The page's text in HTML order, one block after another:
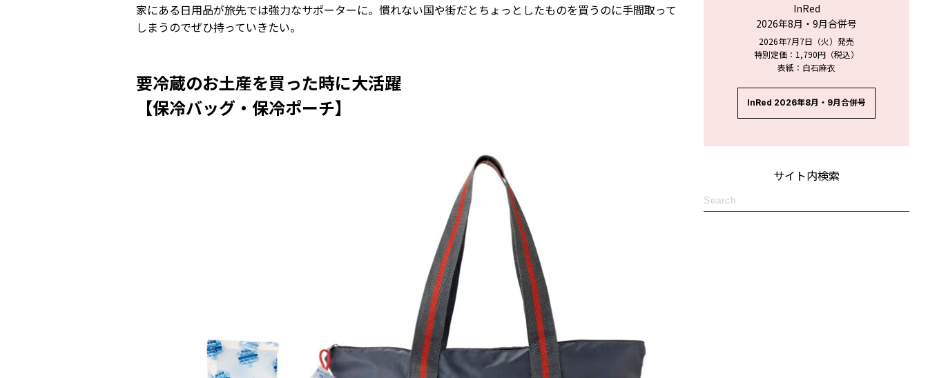
家にある日用品が旅先では強力なサポーターに。慣れない国や街だとちょっとしたものを買うのに手間取って
しまうのでぜひ持っていきたい。
要冷蔵のお土産を買った時に大活躍
【保冷バッグ・保冷ポーチ】
InRed
2026年8月・9月合併号
2026年7月7日（火）発売
特別定価：1,790円（税込）
表紙：白石麻衣
InRed 2026年8月・9月合併号
サイト内検索